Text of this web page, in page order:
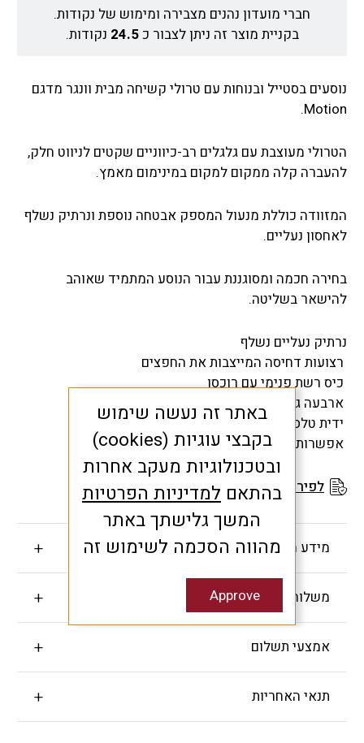
חברי מועדון נהנים מצבירה ומימוש של נקודות.
בקניית מוצר זה ניתן לצבור כ24.5 נקודות.
נוסעים בסטייל ובנוחות עם טרולי קשיחה מבית וונגר מדגם
Motion.
הטרולי מעוצבת עם גלגלים רב-כיווניים שקטים לניווט חלק,
להעברה קלה ממקום למקום במינימום מאמץ.
המזוודה כוללת מנעול המספק אבטחה נוספת ונרתיק נשלף
לאחסון נעליים.
בחירה חכמה ומסוגננת עבור הנוסע המתמיד שאוהב
להישאר בשליטה.
נרתיק נעליים נשלף
רצועות דחיסה המייצבות את החפצים
כיס רשת פנימי עם רוכסן
ארבעה גלגלים שקטים מתגלגלים בקלות
ידית טלסקופית
אפשרות הרחבה של המזוודה
לפירוט תנאי האחריות
מידע חשוב
משלוחים והחזרות
אמצעי תשלום
תנאי האחריות
באתר זה נעשה שימוש
בקבצי עוגיות (cookies)
ובטכנולוגיות מעקב אחרות
בהתאם למדיניות הפרטיות
המשך גלישתך באתר
מהווה הסכמה לשימוש זה
Approve